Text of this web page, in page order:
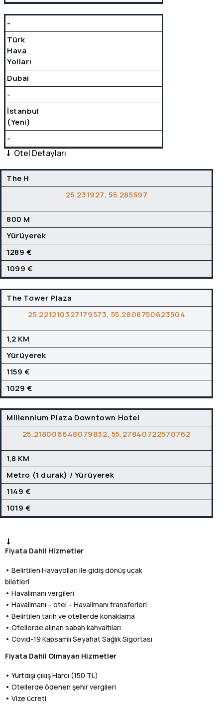
-
Türk
Hava
Yolları
Dubai
-
İstanbul
(Yeni)
-
Otel Detayları
OTEL
The H
25.231927, 55.285597
800 M
Yürüyerek
1289 €
1099 €
The Tower Plaza
25.221210327179573, 55.2808750623504
1,2 KM
Yürüyerek
1159 €
1029 €
Millennium Plaza Downtown Hotel
25.218006648079832, 55.27840722570762
1,8 KM
Metro (1 durak) / Yürüyerek
1149 €
1019 €
Fiyata Dahil Hizmetler
• Belirtilen Havayolları ile gidiş dönüş uçak
biletleri
• Havalimanı vergileri
• Havalimanı – otel – Havalimanı transferleri
• Belirtilen tarih ve otellerde konaklama
• Otellerde alınan sabah kahvaltıları
• Covid-19 Kapsamlı Seyahat Sağlık Sigortası
Fiyata Dahil Olmayan Hizmetler
• Yurtdışı çıkış Harcı (150 TL)
• Otellerde ödenen şehir vergileri
• Vize ücreti